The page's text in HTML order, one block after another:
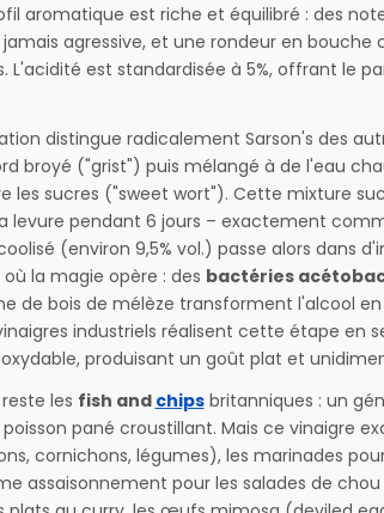
aromatique est riche et équilibré : des
agressive, et une rondeur en bouche
L'acidité est standardisée à 5%, offrant le
distingue radicalement Sarson's des
broyé ("grist") puis mélangé à de l'eau
les sucres ("sweet wort"). Cette mixture
levure pendant 6 jours – exactement
(environ 9,5% vol.) passe alors dans
la magie opère : des bactéries
de bois de mélèze transforment l'alcool
industriels réalisent cette étape en
produisant un goût plat et
les fish and chipsbritanniques : un
pané croustillant. Mais ce vinaigre
cornichons, légumes), les marinades
assaisonnement pour les salades de chou